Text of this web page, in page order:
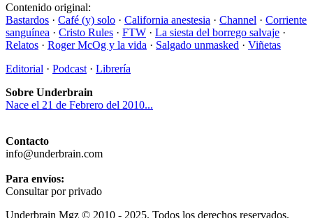
Contenido original:
Bastardos · Café (y) solo · California anestesia · Channel · Corriente
sanguínea · Cristo Rules · FTW · La siesta del borrego salvaje ·
Relatos · Roger McOg y la vida · Salgado unmasked · Viñetas
Editorial · Podcast · Librería
Sobre Underbrain
Nace el 21 de Febrero del 2010...
Contacto
info@underbrain.com
Para envíos:
Consultar por privado
Underbrain Mgz © 2010 - 2025. Todos los derechos reservados.